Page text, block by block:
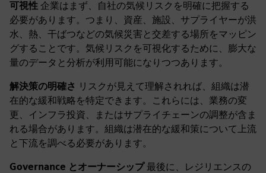
可視性 企業はまず、自社の気候リスクを明確に把握する
必要があります。つまり、資産、施設、サプライヤーが洪
水、熱、干ばつなどの気候災害と交差する場所をマッピン
グすることです。気候リスクを可視化するために、膨大な
量のデータと分析が利用可能になりつつあります。
解決策の明確さ リスクが見えて理解されれば、組織は潜
在的な緩和戦略を特定できます。これらには、業務の変
更、インフラ投資、またはサプライチェーンの調整が含ま
れる場合があります。組織は潜在的な緩和策について上流
と下流を調べる必要があります。
Governance とオーナーシップ最後に、レジリエンスの